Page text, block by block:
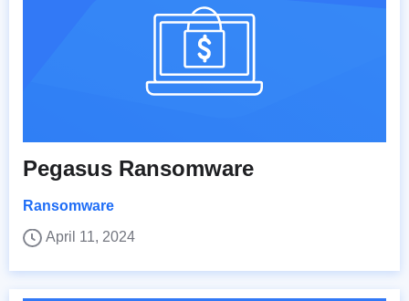
Pegasus Ransomware
Ransomware
April 11, 2024